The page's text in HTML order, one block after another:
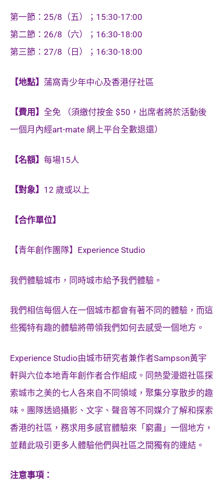
第一節：25/8 （五）； 15:30-17:00
第二節：26/8（六）；16:30-18:00
第三節：27/8（日）；16:30-18:00
【地點】 蒲窩青少年中心及香港仔社區
【費用】 全免 （須繳付按金 $50，出席者將於活動後
一個月內經art-mate 網上平台全數退還）
【名額】 每場15人
【對象】 12 歲或以上
【合作單位】
【青年創作團隊】Experience Studio
我們體驗城市，同時城市給予我們體驗。
我們相信每個人在一個城市都會有著不同的體驗，而這
些獨特有趣的體驗將帶領我們如何去感受一個地方。
Experience Studio由城市研究者兼作者Sampson黃宇
軒與六位本地青年創作者合作組成。同熱愛漫遊社區探
索城市之美的七人各來自不同領域，聚集分享散步的趣
味。團隊透過攝影、文字、聲音等不同媒介了解和探索
香港的社區，務求用多感官體驗來「窮盡」一個地方，
並藉此吸引更多人體驗他們與社區之間獨有的連結。
注意事項：